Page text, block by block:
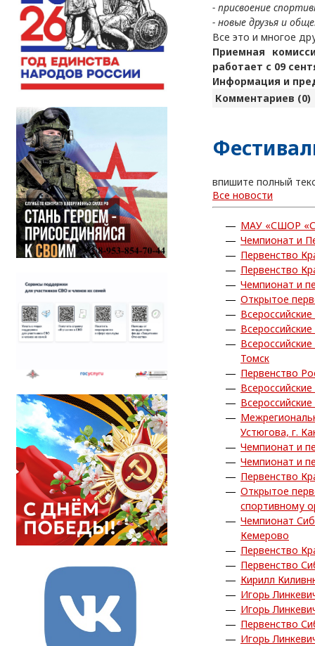
- присвоение
- новые друзья и
Все это и многое
Приемная
работает с 09
Информация и
Комментариев (0)
впишите полный
Все новости
МАУ «СШОР
Чемпионат и
Первенство
Первенство
Чемпионат и
Открытое
Томск
Первенство
Устюгова, г.
Чемпионат и
Чемпионат и
Первенство
Открытое
спортивному
Чемпионат
Кемерово
Первенство
Первенство
Кирилл
Игорь
Игорь
Первенство
Игорь